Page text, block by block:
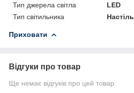
Тип джерела світла
LED
Тип світильника
Приховати
Відгуки про товар
Ще немає відгуків про цей товар